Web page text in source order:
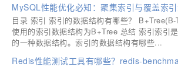
MySQL性能优化必知：聚集索引与覆盖索引
目录 索引 索引的数据结构有哪些？
使用的索引数据结构为B+Tree 总结 索引索引
的一种数据结构。索引的数据结构有哪些...
Redis性能测试工具有哪些？redis-